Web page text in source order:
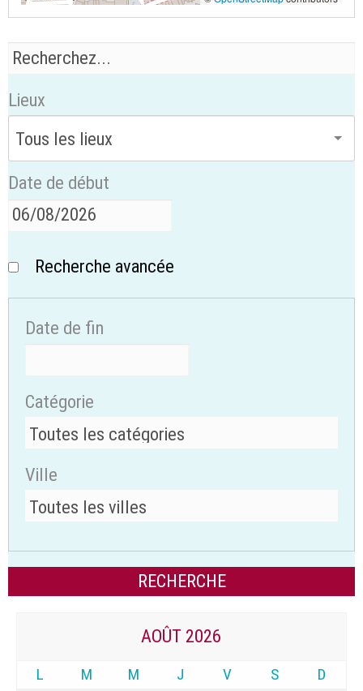
Lieux
Date de début
Recherche avancée
Date de fin
Catégorie
Ville
AOÛT 2026
L M M J V S
D